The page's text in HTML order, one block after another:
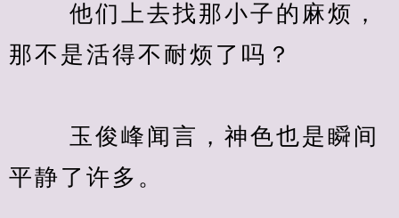
他们上去找那小子的麻烦，
那不是活得不耐烦了吗？
玉俊峰闻言，神色也是瞬间
平静了许多。